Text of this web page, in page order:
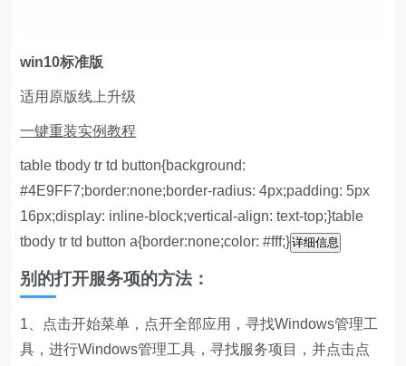
win10标准版
适用原版线上升级
一键重装实例教程
table tbody tr td button{background:
#4E9FF7;border:none;border-radius: 4px;padding: 5px
16px;display: inline-block;vertical-align: text-top;}table
tbody tr td button a{border:none;color: #fff;}详细信息
别的打开服务项的方法：
1、点击开始菜单，点开全部应用，寻找Windows管理工
具，进行Windows管理工具，寻找服务项目，并点击点